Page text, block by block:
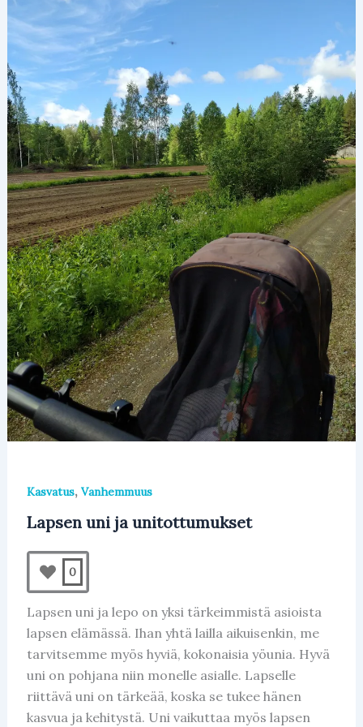
Kasvatus, Vanhemmuus
Lapsen uni ja unitottumukset
0
Lapsen uni ja lepo on yksi tärkeimmistä asioista
lapsen elämässä. Ihan yhtä lailla aikuisenkin, me
tarvitsemme myös hyviä, kokonaisia yöunia. Hyvä
uni on pohjana niin monelle asialle. Lapselle
riittävä uni on tärkeää, koska se tukee hänen
kasvua ja kehitystä. Uni vaikuttaa myös lapsen